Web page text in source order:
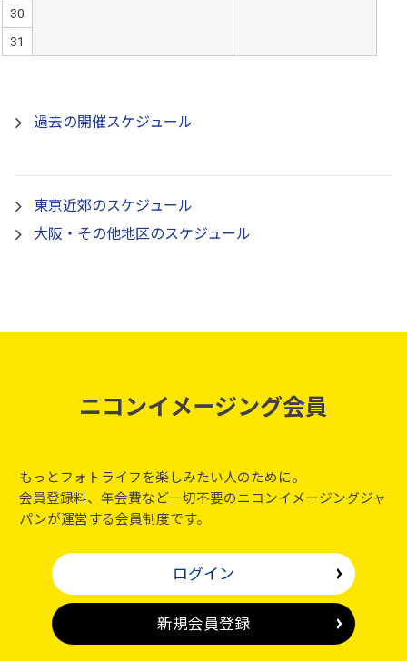
30
31
過去の開催スケジュール
東京近郊のスケジュール
大阪・その他地区のスケジュール
ニコンイメージング会員
もっとフォトライフを楽しみたい人のために。
会員登録料、年会費など一切不要のニコンイメージングジャ
パンが運営する会員制度です。
ログイン
新規会員登録